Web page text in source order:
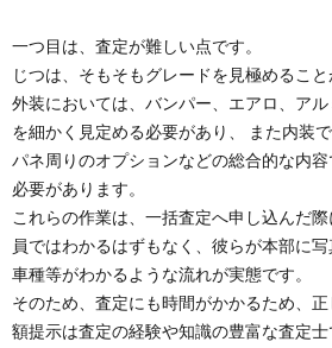
一つ目は、査定が難しい点です。
じつは、そもそもグレードを見極めること
外装においては、バンパー、エアロ、ア
を細かく見定める必要があり、 また内装
パネ周りのオプションなどの総合的な内
必要があります。
これらの作業は、一括査定へ申し込んだ
員ではわかるはずもなく、彼らが本部に
車種等がわかるような流れが実態です。
そのため、査定にも時間がかかるため、
額提示は査定の経験や知識の豊富な査定